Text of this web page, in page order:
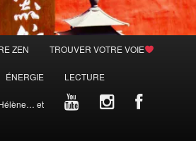
ZEN TROUVER VOTRE VOIE
ÉNERGIE LECTURE
et